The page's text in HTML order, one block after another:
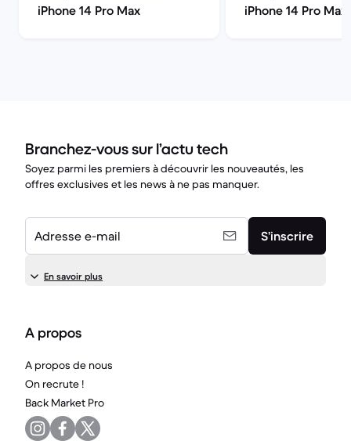
iPhone 14 Pro Max
iPhone 14 Pro Max
Branchez-vous sur l’actu tech
Soyez parmi les premiers à découvrir les nouveautés, les
offres exclusives et les news à ne pas manquer.
Adresse e-mail S’inscrire
En savoir plus
A propos
A propos de nous
On recrute !
Back Market Pro